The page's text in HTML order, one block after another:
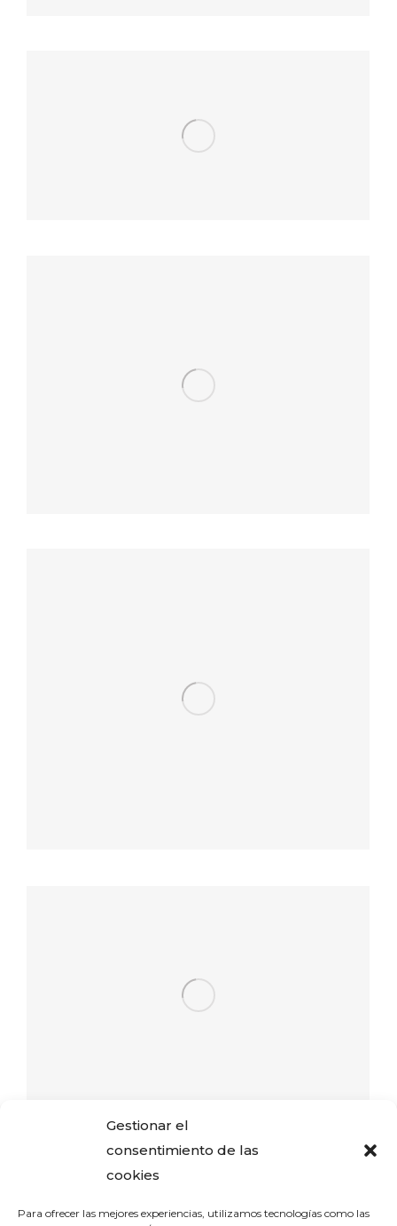
Gestionar el
consentimiento de las
cookies
Para ofrecer las mejores experiencias, utilizamos tecnologías como las
Navegación